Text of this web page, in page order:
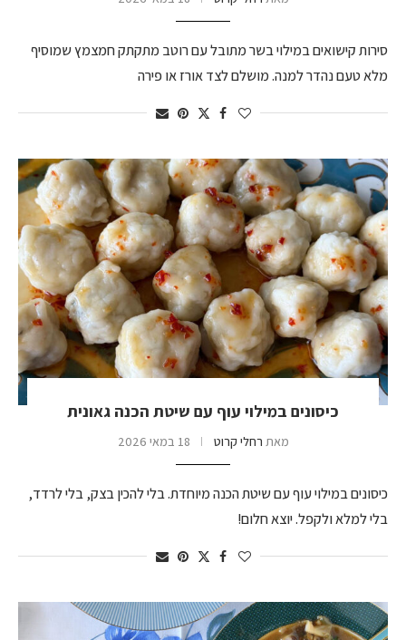
סירות קישואים במילוי בשר מתובל עם רוטב מתקתק חמצמץ שמוסיף
מלא טעם נהדר למנה. מושלם לצד אורז או פירה
כיסונים במילוי עוף עם שיטת הכנה גאונית
מאת רחלי קרוט 18 במאי 2026
כיסונים במילוי עוף עם שיטת הכנה מיוחדת. בלי להכין בצק, בלי לרדד,
בלי למלא ולקפל. יוצא חלום!